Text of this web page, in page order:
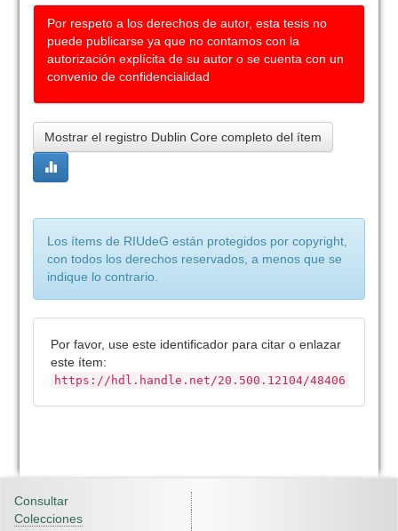
Por respeto a los derechos de autor, esta tesis no
puede publicarse ya que no contamos con la
autorización explícita de su autor o se cuenta con un
convenio de confidencialidad
Mostrar el registro Dublin Core completo del ítem
Los ítems de RIUdeG están protegidos por copyright,
con todos los derechos reservados, a menos que se
indique lo contrario.
Por favor, use este identificador para citar o enlazar
este ítem:
https://hdl.handle.net/20.500.12104/48406
Consultar
Colecciones